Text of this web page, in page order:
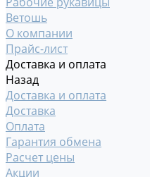
Ветошь
О компании
Прайс-лист
Доставка и оплата
Назад
Доставка и оплата
Доставка
Оплата
Гарантия обмена
Расчет цены
Акции